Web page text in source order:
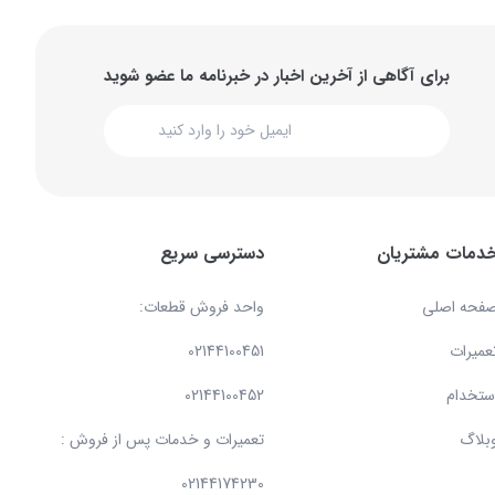
برای آگاهی از آخرین اخبار در خبرنامه ما عضو شوید
مشتریان
اصلی
دسترسی سریع
واحد فروش قطعات:
02144100451
02144100452
تعمیرات و خدمات پس از فروش :
02144174230